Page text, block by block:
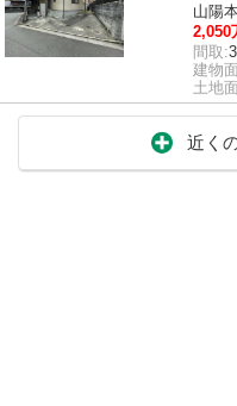
山陽
2,050
間取:
建物
土地
近く